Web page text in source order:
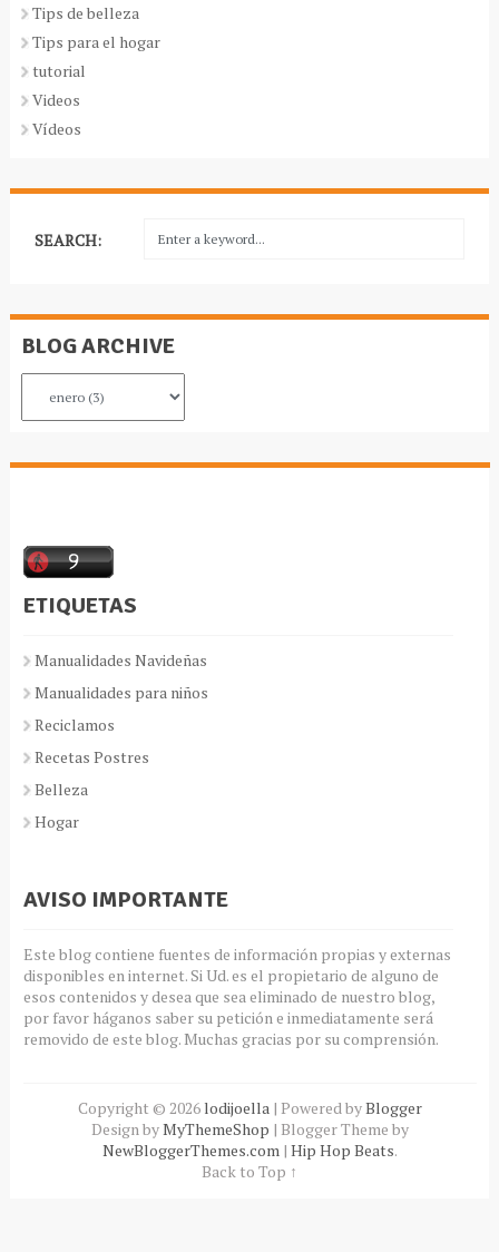
Tips de belleza
Tips para el hogar
tutorial
Videos
Vídeos
SEARCH:
BLOG ARCHIVE
ETIQUETAS
Manualidades Navideñas
Manualidades para niños
Reciclamos
Recetas Postres
Belleza
Hogar
AVISO IMPORTANTE
Este blog contiene fuentes de información propias y externas
disponibles en internet. Si Ud. es el propietario de alguno de
esos contenidos y desea que sea eliminado de nuestro blog,
por favor háganos saber su petición e inmediatamente será
removido de este blog. Muchas gracias por su comprensión.
Copyright © 2026 lodijoella| Powered byBlogger
Design byMyThemeShop | Blogger Theme by
NewBloggerThemes.com| Hip Hop Beats.
Back to Top ↑